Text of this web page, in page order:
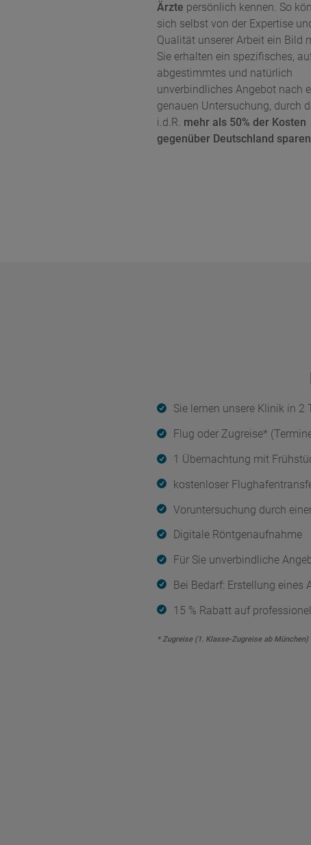
Ärzte persönlich kennen. So
sich selbst von der Expertise
Qualität unserer Arbeit ein Bild
Sie erhalten ein spezifisches,
abgestimmtes und natürlich
unverbindliches Angebot nach
genauen Untersuchung, durch
i.d.R. mehr als 50% der Kosten
gegenüber Deutschland sparen
Sie lernen unsere Klinik in 2
Flug oder Zugreise*
1 Übernachtung mit
kostenloser
Voruntersuchung durch
Digitale Röntgenaufnahme
Für Sie unverbindliche
Bei Bedarf: Erstellung eines
15 % Rabatt auf
* Zugreise (1. Klasse-Zugreise ab München)